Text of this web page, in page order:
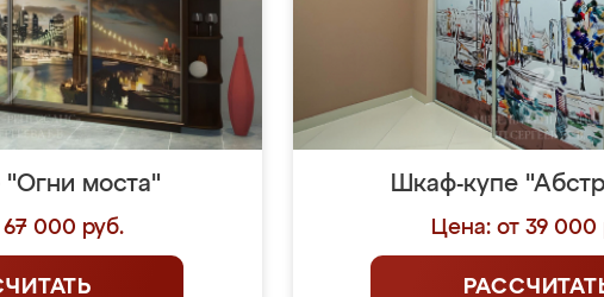
моста"
67 000 руб.
Шкаф-купе
Цена: от 39 000